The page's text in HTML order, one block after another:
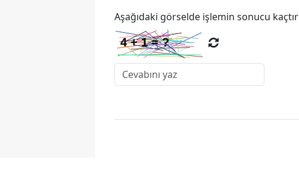
Aşağıdaki görselde işlemin sonucu kaçtır